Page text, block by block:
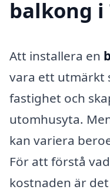
balkong i
Att installera en
vara ett utmärkt
fastighet och
utomhusyta.
kan variera
För att förstå
kostnaden är